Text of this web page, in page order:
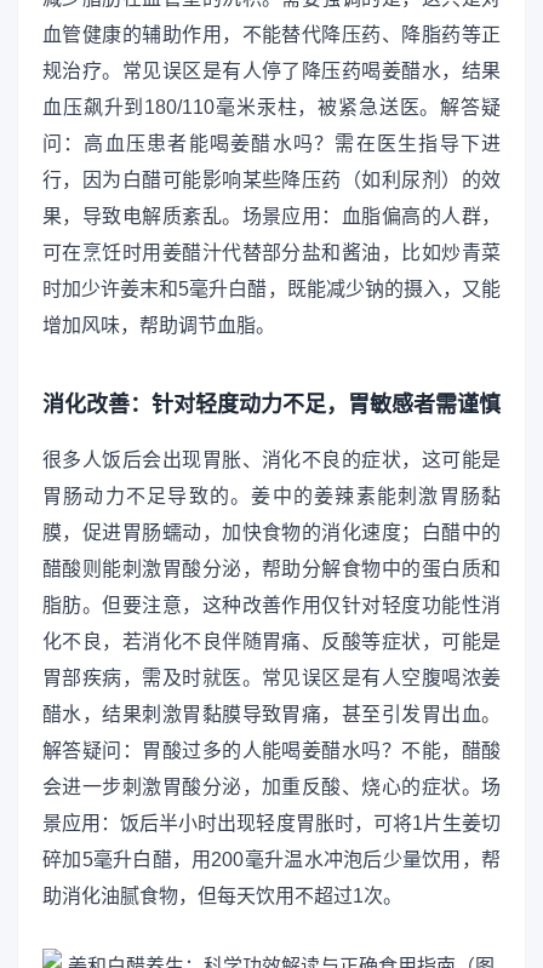
血管健康的辅助作用，不能替代降压药、降脂药等正
规治疗。常见误区是有人停了降压药喝姜醋水，结果
血压飙升到180/110毫米汞柱，被紧急送医。解答疑
问：高血压患者能喝姜醋水吗？需在医生指导下进
行，因为白醋可能影响某些降压药（如利尿剂）的效
果，导致电解质紊乱。场景应用：血脂偏高的人群，
可在烹饪时用姜醋汁代替部分盐和酱油，比如炒青菜
时加少许姜末和5毫升白醋，既能减少钠的摄入，又能
增加风味，帮助调节血脂。
消化改善：针对轻度动力不足，胃敏感者需谨慎
很多人饭后会出现胃胀、消化不良的症状，这可能是
胃肠动力不足导致的。姜中的姜辣素能刺激胃肠黏
膜，促进胃肠蠕动，加快食物的消化速度；白醋中的
醋酸则能刺激胃酸分泌，帮助分解食物中的蛋白质和
脂肪。但要注意，这种改善作用仅针对轻度功能性消
化不良，若消化不良伴随胃痛、反酸等症状，可能是
胃部疾病，需及时就医。常见误区是有人空腹喝浓姜
醋水，结果刺激胃黏膜导致胃痛，甚至引发胃出血。
解答疑问：胃酸过多的人能喝姜醋水吗？不能，醋酸
会进一步刺激胃酸分泌，加重反酸、烧心的症状。场
景应用：饭后半小时出现轻度胃胀时，可将1片生姜切
碎加5毫升白醋，用200毫升温水冲泡后少量饮用，帮
助消化油腻食物，但每天饮用不超过1次。